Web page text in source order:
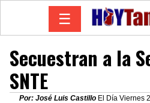
☰
Secuestran a la
SNTE
Por: José Luis Castillo El Día Viernes